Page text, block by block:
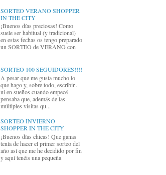
SORTEO VERANO SHOPPER
IN THE CITY
¡Buenos días preciosas! Como
suele ser habitual (y tradicional)
en estas fechas os tengo preparado
un SORTEO de VERANO con
SORTEO 100 SEGUIDORES!!!!
A pesar que me gusta mucho lo
que hago y, sobre todo, escribir..
ni en sueños cuando empecé
pensaba que, además de las
múltiples visitas qu...
SORTEO INVIERNO
SHOPPER IN THE CITY
¡Buenos días chicas! Que ganas
tenía de hacer el primer sorteo del
año así que me he decidido por fin
y aquí tenéis una pequeña